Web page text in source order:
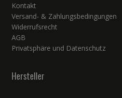
Kontakt
Versand- & Zahlungsbedingungen
Widerrufsrecht
AGB
Privatsphäre und Datenschutz
Hersteller